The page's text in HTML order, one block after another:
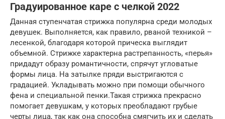
Градуированное каре с челкой 2022
Данная ступенчатая стрижка популярна среди молодых
девушек. Выполняется, как правило, рваной техникой –
лесенкой, благодаря которой прическа выглядит
объемной. Стрижке характерна растрепанность, «перья»
придадут образу романтичности, спрячут угловатые
формы лица. На затылке пряди выстригаются с
градацией. Укладывать можно при помощи обычного
фена и специальной пенки.Такая стрижка прекрасно
помогает девушкам, у которых преобладают грубые
черты лица, так как она способна смягчить их и сделать